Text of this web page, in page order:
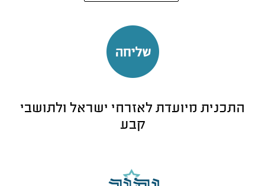
התכנית מיועדת לאזרחי ישראל ולתושבי
קבע